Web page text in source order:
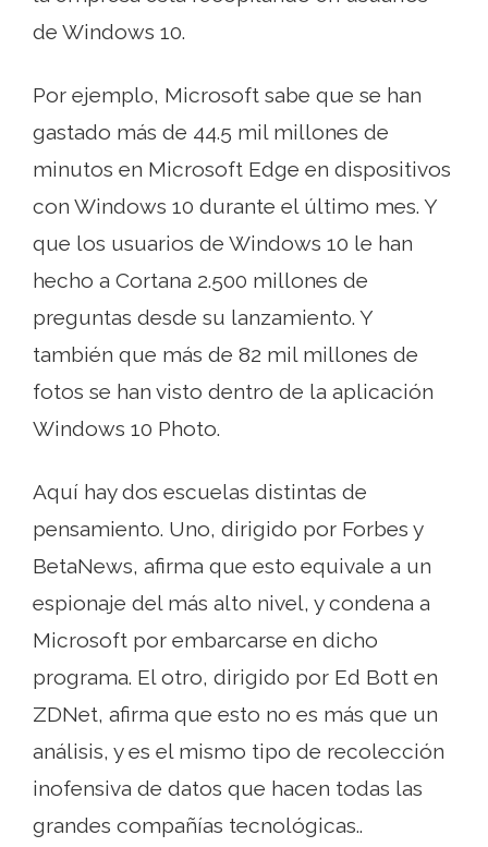
de Windows 10.
Por ejemplo, Microsoft sabe que se han
gastado más de 44.5 mil millones de
minutos en Microsoft Edge en dispositivos
con Windows 10 durante el último mes. Y
que los usuarios de Windows 10 le han
hecho a Cortana 2.500 millones de
preguntas desde su lanzamiento. Y
también que más de 82 mil millones de
fotos se han visto dentro de la aplicación
Windows 10 Photo.
Aquí hay dos escuelas distintas de
pensamiento. Uno, dirigido por Forbes y
BetaNews, afirma que esto equivale a un
espionaje del más alto nivel, y condena a
Microsoft por embarcarse en dicho
programa. El otro, dirigido por Ed Bott en
ZDNet, afirma que esto no es más que un
análisis, y es el mismo tipo de recolección
inofensiva de datos que hacen todas las
grandes compañías tecnológicas..